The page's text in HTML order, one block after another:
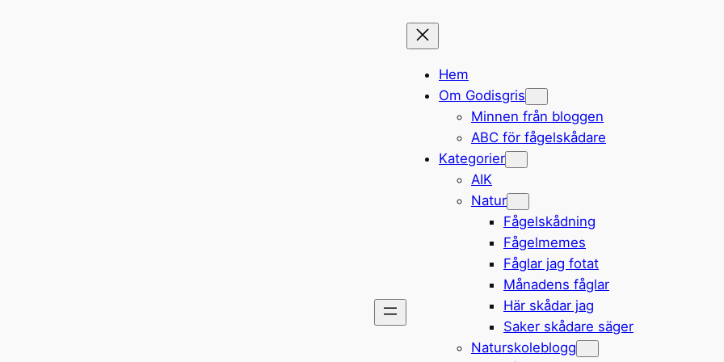
Hem
Om Godisgris
Minnen från bloggen
ABC för fågelskådare
Kategorier
AIK
Natur
Fågelskådning
Fågelmemes
Fåglar jag fotat
Månadens fåglar
Här skådar jag
Saker skådare säger
Naturskoleblogg